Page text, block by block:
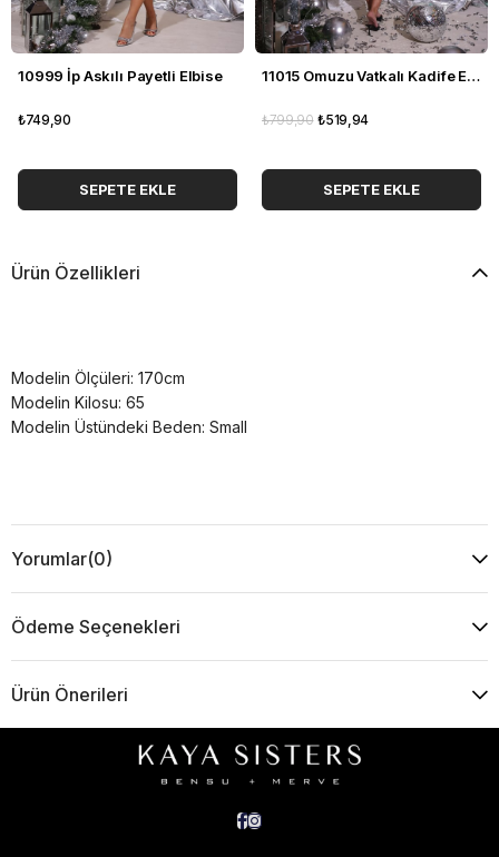
10999 İp Askılı Payetli Elbise
₺749,90
SEPETE EKLE
11015 Omuzu Vatkalı Kadife Elbise
₺519,94
₺799,90
SEPETE EKLE
Ürün Özellikleri
Modelin Ölçüleri: 170cm
Modelin Kilosu: 65
Modelin Üstündeki Beden: Small
Yorumlar(0)
Ödeme Seçenekleri
Ürün Önerileri